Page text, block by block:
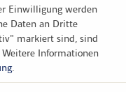
Einwilligung werden
Daten an Dritte
markiert sind, sind
Weitere Informationen
.